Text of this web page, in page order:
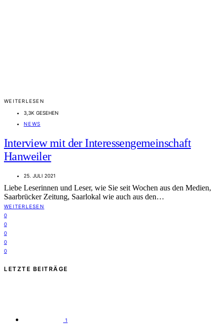
WEITERLESEN
3,3K GESEHEN
NEWS
Interview mit der Interessengemeinschaft
Hanweiler
25. JULI 2021
Liebe Leserinnen und Leser, wie Sie seit Wochen aus den Medien,
Saarbrücker Zeitung, Saarlokal wie auch aus den…
WEITERLESEN
0
0
0
0
0
LETZTE BEITRÄGE
1